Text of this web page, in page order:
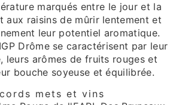
marqués entre le jour et la
aux raisins de mûrir lentement et
leur potentiel aromatique.
Drôme se caractérisent par leur
leurs arômes de fruits rouges et
bouche soyeuse et équilibrée.
mets et vins